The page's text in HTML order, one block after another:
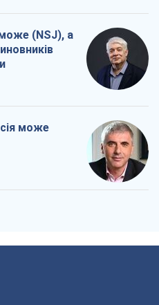
(NSJ), а
може